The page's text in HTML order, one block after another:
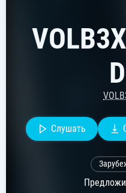
Слушать